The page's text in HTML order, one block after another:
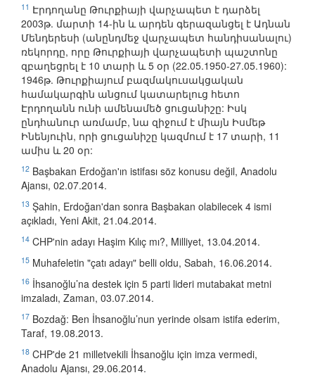
11 Էրդողանը Թուրքիայի վարչապետ է դարձել
2003թ. մարտի 14-ին և արդեն գերազանցել է Ադնան
Մենդերեսի (անընդմեջ վարչապետ հանդիսանալու)
ռեկորդը, որը Թուրքիայի վարչապետի պաշտոնը
զբաղեցրել է 10 տարի և 5 օր (22.05.1950-27.05.1960):
1946թ. Թուրքիայում բազմակուսակցական
համակարգին անցում կատարելուց հետո
Էրդողանն ունի ամենամեծ ցուցանիշը: Իսկ
ընդհանուր առմամբ, նա զիջում է միայն Իսմեթ
Ինենյուին, որի ցուցանիշը կազմում է 17 տարի, 11
ամիս և 20 օր:
12 Başbakan Erdoğan'ın istifası söz konusu değil, Anadolu
Ajansı, 02.07.2014.
13 Şahin, Erdoğan'dan sonra Başbakan olabilecek 4 ismi
açıkladı, Yeni Akit, 21.04.2014.
14 CHP'nin adayı Haşim Kılıç mı?, Milliyet, 13.04.2014.
15 Muhafeletin "çatı adayı" belli oldu, Sabah, 16.06.2014.
16 İhsanoğlu’na destek için 5 parti lideri mutabakat metni
imzaladı, Zaman, 03.07.2014.
17 Bozdağ: Ben İhsanoğlu’nun yerinde olsam istifa ederim,
Taraf, 19.08.2013.
18 CHP'de 21 milletvekili İhsanoğlu için imza vermedi,
Anadolu Ajansı, 29.06.2014.